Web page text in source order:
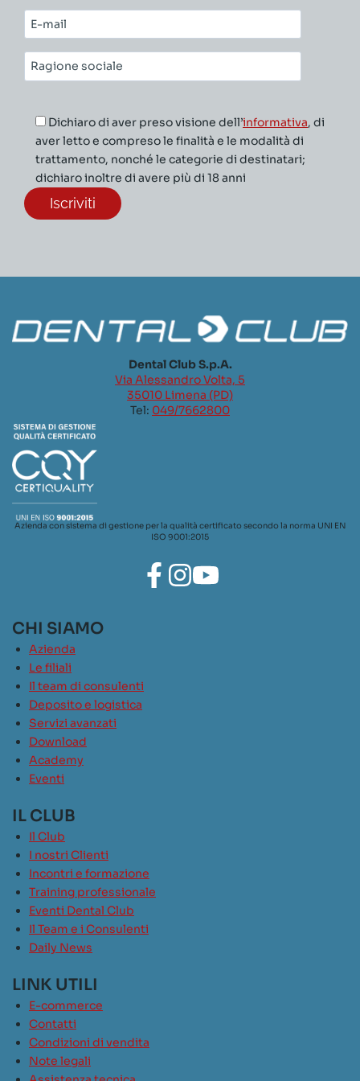
cognome*
E-
mail*
Ragione
sociale*
Dichiaro di aver preso visione dell’informativa, di
aver letto e compreso le finalità e le modalità di
trattamento, nonché le categorie di destinatari;
dichiaro inoltre di avere più di 18 anni
Dental Club S.p.A.
Via Alessandro Volta, 5
35010 Limena (PD)
Tel: 049/7662800
Azienda con sistema di gestione per la qualità certificato secondo la norma UNI EN
ISO 9001:2015
CHI SIAMO
Azienda
Le filiali
Il team di consulenti
Deposito e logistica
Servizi avanzati
Download
Academy
Eventi
IL CLUB
Il Club
I nostri Clienti
Incontri e formazione
Training professionale
Eventi Dental Club
Il Team e i Consulenti
Daily News
LINK UTILI
E-commerce
Contatti
Condizioni di vendita
Note legali